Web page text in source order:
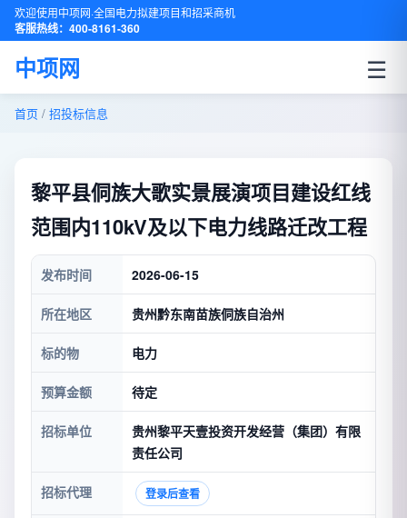
欢迎使用中项网·全国电力拟建项目和招采商机
客服热线：400-8161-360
中项网 ☰
首页 / 招投标信息
黎平县侗族大歌实景展演项目建设红线
范围内110kV及以下电力线路迁改工程
发布时间 2026-06-15
所在地区 贵州黔东南苗族侗族自治州
标的物 电力
预算金额 待定
招标单位
贵州黎平天壹投资开发经营（集团）有限
责任公司
招标代理 登录后查看